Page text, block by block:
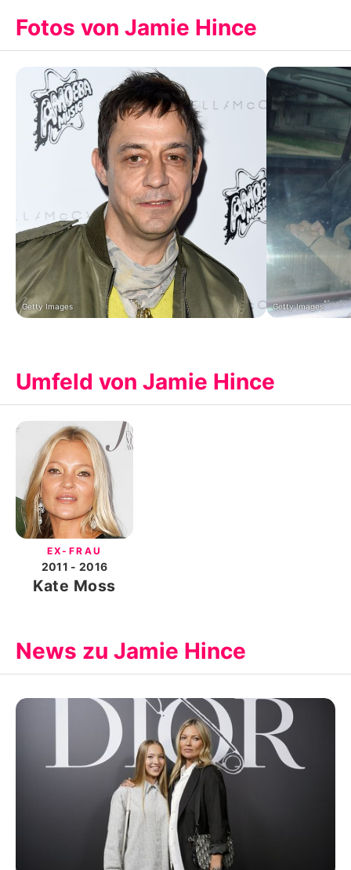
Fotos von Jamie Hince
Getty Images Getty Images
Umfeld von Jamie Hince
EX-FRAU
2011 - 2016
Kate Moss
News zu Jamie Hince